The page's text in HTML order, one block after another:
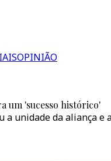
OPINIÃO
um 'sucesso histórico'
unidade da aliança